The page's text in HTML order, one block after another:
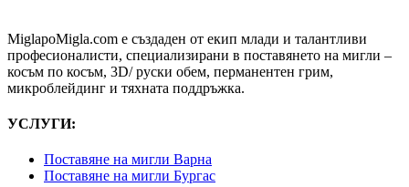
MiglapoMigla.com е създаден от екип млади и талантливи
професионалисти, специализирани в поставянето на мигли –
косъм по косъм, 3D/ руски обем, перманентен грим,
микроблейдинг и тяхната поддръжка.
УСЛУГИ:
Поставяне на мигли Варна
Поставяне на мигли Бургас